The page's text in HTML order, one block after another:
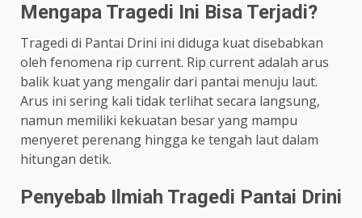
Mengapa Tragedi Ini Bisa Terjadi?
Tragedi di Pantai Drini ini diduga kuat disebabkan
oleh fenomena rip current. Rip current adalah arus
balik kuat yang mengalir dari pantai menuju laut.
Arus ini sering kali tidak terlihat secara langsung,
namun memiliki kekuatan besar yang mampu
menyeret perenang hingga ke tengah laut dalam
hitungan detik.
Penyebab Ilmiah Tragedi Pantai Drini